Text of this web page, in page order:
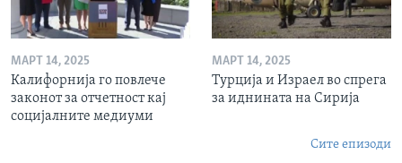
МАРТ 14, 2025
Калифорнија го повлече
законот за отчетност кај
социјалните медиуми
МАРТ 14, 2025
Турција и Израел во спрега
за иднината на Сирија
Сите епизоди